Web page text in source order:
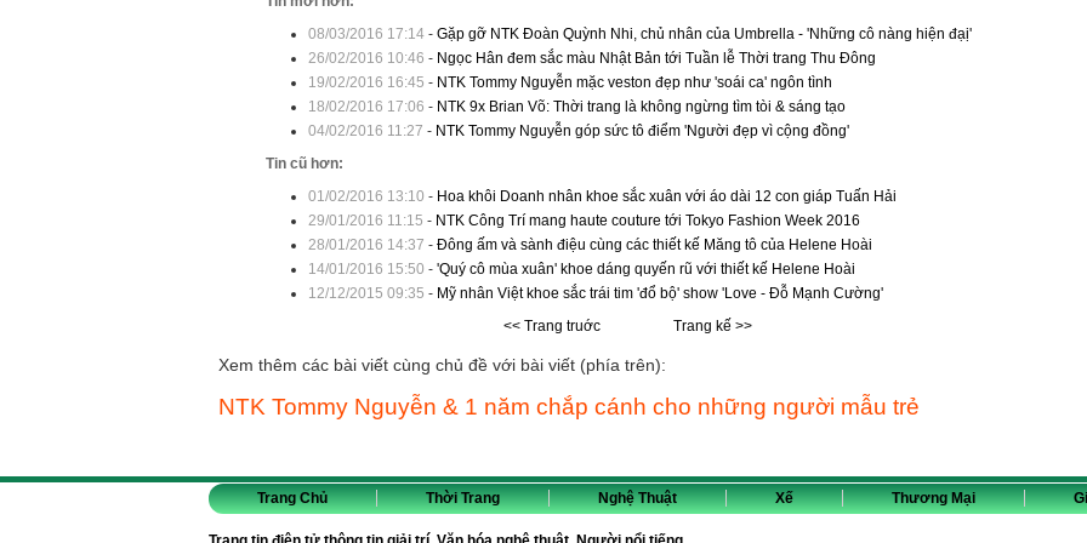
08/03/2016 17:14- Gặp gỡ NTK Đoàn Quỳnh Nhi, chủ nhân của Umbrella - 'Những cô nàng hiện đạị'
26/02/2016 10:46 - Ngọc Hân đem sắc màu Nhật Bản tới Tuần lễ Thời trang Thu Đông
19/02/2016 16:45 - NTK Tommy Nguyễn mặc veston đẹp như 'soái ca' ngôn tình
18/02/2016 17:06 - NTK 9x Brian Võ: Thời trang là không ngừng tìm tòi & sáng tạo
04/02/2016 11:27 - NTK Tommy Nguyễn góp sức tô điểm 'Người đẹp vì cộng đồng'
Tin cũ hơn:
01/02/2016 13:10 - Hoa khôi Doanh nhân khoe sắc xuân với áo dài 12 con giáp Tuấn Hải
29/01/2016 11:15 - NTK Công Trí mang haute couture tới Tokyo Fashion Week 2016
28/01/2016 14:37 - Đông ấm và sành điệu cùng các thiết kế Măng tô của Helene Hoài
14/01/2016 15:50 - 'Quý cô mùa xuân' khoe dáng quyến rũ với thiết kế Helene Hoài
12/12/2015 09:35 - Mỹ nhân Việt khoe sắc trái tim 'đổ bộ' show 'Love - Đỗ Mạnh Cường'
<< Trang truớc
Trang kế >>
Xem thêm các bài viết cùng chủ đề với bài viết (phía trên):
NTK Tommy Nguyễn & 1 năm chắp cánh cho những người mẫu trẻ
Trang Chủ Thời Trang Nghệ Thuật Xế Thương Mại